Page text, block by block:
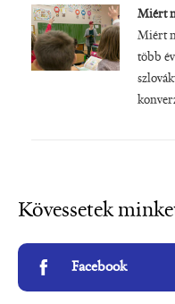
Miért
Miért
több
Kövessetek
Facebook